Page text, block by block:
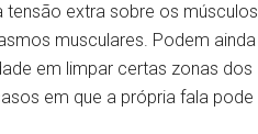
extra sobre os músculos
musculares. Podem ainda
em limpar certas zonas dos
em que a própria fala pode